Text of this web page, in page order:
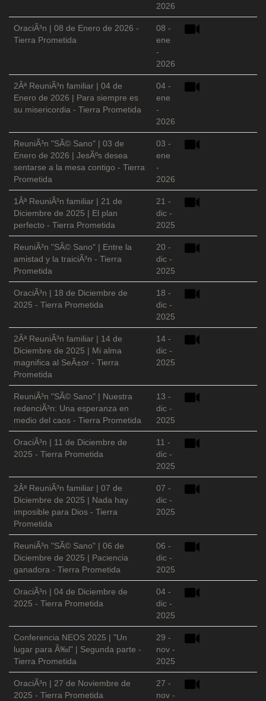
2026
OraciÃ³n | 08 de Enero de 2026 -
Tierra Prometida
08 -
ene
-
2026
2Âª ReuniÃ³n familiar | 04 de
Enero de 2026 | Para siempre es
su misericordia - Tierra Prometida
04 -
ene
-
2026
ReuniÃ³n "SÃ© Sano" | 03 de
Enero de 2026 | JesÃºs desea
sentarse a la mesa contigo - Tierra
Prometida
03 -
ene
-
2026
1Âª ReuniÃ³n familiar | 21 de
Diciembre de 2025 | El plan
perfecto - Tierra Prometida
21 -
dic -
2025
ReuniÃ³n "SÃ© Sano" | Entre la
amistad y la traiciÃ³n - Tierra
Prometida
20 -
dic -
2025
OraciÃ³n | 18 de Diciembre de
2025 - Tierra Prometida
18 -
dic -
2025
2Âª ReuniÃ³n familiar | 14 de
Diciembre de 2025 | Mi alma
magnifica al SeÃ±or - Tierra
Prometida
14 -
dic -
2025
ReuniÃ³n "SÃ© Sano" | Nuestra
redenciÃ³n: Una esperanza en
medio del caos - Tierra Prometida
13 -
dic -
2025
OraciÃ³n | 11 de Diciembre de
2025 - Tierra Prometida
11 -
dic -
2025
2Âª ReuniÃ³n familiar | 07 de
Diciembre de 2025 | Nada hay
imposible para Dios - Tierra
Prometida
07 -
dic -
2025
ReuniÃ³n "SÃ© Sano" | 06 de
Diciembre de 2025 | Paciencia
ganadora - Tierra Prometida
06 -
dic -
2025
OraciÃ³n | 04 de Diciembre de
2025 - Tierra Prometida
04 -
dic -
2025
Conferencia NEOS 2025 | "Un
lugar para Ã‰l" | Segunda parte -
Tierra Prometida
29 -
nov -
2025
OraciÃ³n | 27 de Noviembre de
2025 - Tierra Prometida
27 -
nov -